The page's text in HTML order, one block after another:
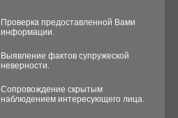
Проверка предоставленной Вами
информации.
Выявление фактов супружеской
неверности.
Сопровождение скрытым
наблюдением интересующего лица.